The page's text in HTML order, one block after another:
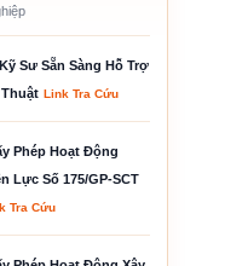
Sư Sẵn Sàng Hỗ Trợ
Link Tra Cứu
Phép Hoạt Động
Lực Số 175/GP-SCT
Tra Cứu